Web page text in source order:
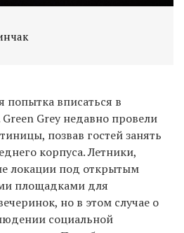
попытка вписаться в
Grey недавно провели
позвав гостей занять
корпуса. Летники,
локации под открытым
площадками для
но в этом случае о
социальной